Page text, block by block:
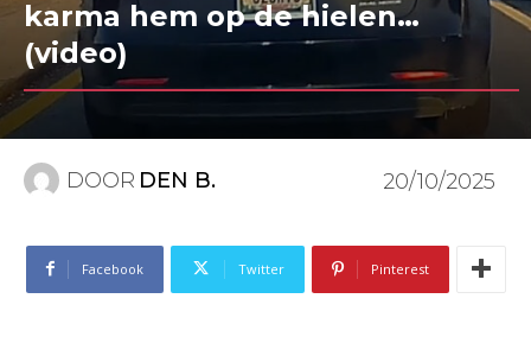
karma hem op de hielen…
(video)
DOOR DEN B. 20/10/2025
Facebook Twitter Pinterest